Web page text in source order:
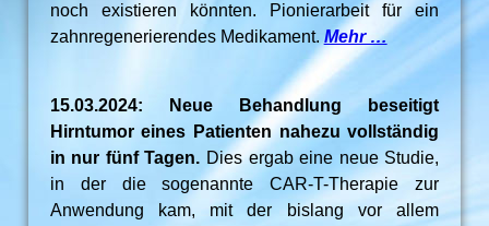
noch existieren könnten. Pionierarbeit für ein
zahnregenerierendes Medikament.Mehr …
15.03.2024: Neue Behandlung beseitigt
Hirntumor eines Patienten nahezu vollständig
in nur fünf Tagen. Dies ergab eine neue Studie,
in der die sogenannte CAR-T-Therapie zur
Anwendung kam, mit der bislang vor allem